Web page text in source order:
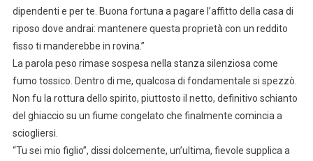
dipendenti e per te. Buona fortuna a pagare l’affitto della casa di
riposo dove andrai: mantenere questa proprietà con un reddito
fisso ti manderebbe in rovina.”
La parola peso rimase sospesa nella stanza silenziosa come
fumo tossico. Dentro di me, qualcosa di fondamentale si spezzò.
Non fu la rottura dello spirito, piuttosto il netto, definitivo schianto
del ghiaccio su un fiume congelato che finalmente comincia a
sciogliersi.
“Tu sei mio figlio”, dissi dolcemente, un’ultima, fievole supplica a